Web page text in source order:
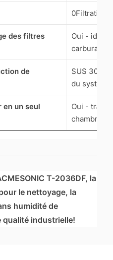
0Filtration
des filtres
Oui - idéal
carburant/
de
SUS 304
du
un seul
Oui -
chambres
T-2036DF, la
le nettoyage, la
humidité de
industrielle!